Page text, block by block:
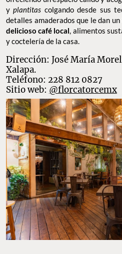
yplantitas colgando desde sus
detalles amaderados que le dan
delicioso café local, alimentos
y coctelería de la casa.
Dirección: José María
Xalapa.
Teléfono: 228 812 0827
Sitio web: @florcatorcemx